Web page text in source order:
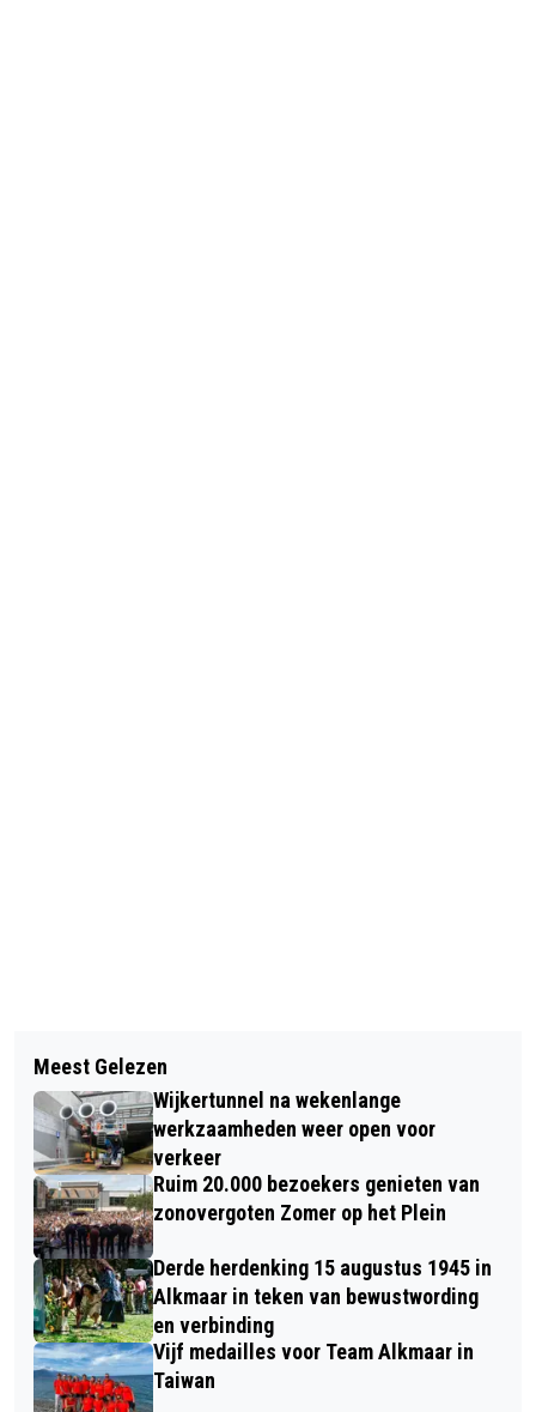
JONGEN (16) GEWOND NA
STEEKPARTIJ OP ALKMAARSE
KERMIS
JAN LAMMERS: FANS GRAND PRIX
FORMULE 1 DRAGEN JAARLIJKS
ENORM BIJ AAN HET SUCCES VAN DIT
GEWELDIG SPORTIEVE EVENEMENT
Meest Gelezen
Wijkertunnel na wekenlange
werkzaamheden weer open voor
verkeer
Ruim 20.000 bezoekers genieten van
zonovergoten Zomer op het Plein
Derde herdenking 15 augustus 1945 in
Alkmaar in teken van bewustwording
en verbinding
Vijf medailles voor Team Alkmaar in
Taiwan